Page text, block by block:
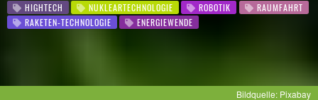
HIGHTECH NUKLEARTECHNOLOGIE ROBOTIK
RAUMFAHRT
RAKETEN-TECHNOLOGIE
ENERGIEWENDE
Bildquelle: Pixabay